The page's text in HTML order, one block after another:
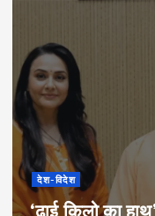
देश-विदेश
‘ढाई किलो का